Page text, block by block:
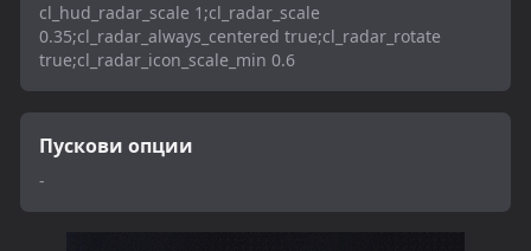
cl_hud_radar_scale 1;cl_radar_scale
0.35;cl_radar_always_centered true;cl_radar_rotate
true;cl_radar_icon_scale_min 0.6
Пускови опции
-